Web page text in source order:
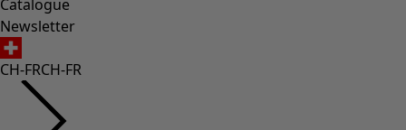
Catalogue
Newsletter
CH-FRCH-FR